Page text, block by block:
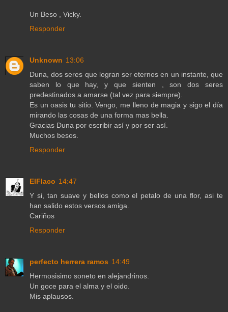
Un Beso , Vicky.
Responder
Unknown 13:06
Duna, dos seres que logran ser eternos en un instante, que
saben lo que hay, y que sienten , son dos seres
predestinados a amarse (tal vez para siempre).
Es un oasis tu sitio. Vengo, me lleno de magia y sigo el día
mirando las cosas de una forma mas bella.
Gracias Duna por escribir así y por ser así.
Muchos besos.
Responder
ElFlaco 14:47
Y si, tan suave y bellos como el petalo de una flor, asi te
han salido estos versos amiga.
Cariños
Responder
perfecto herrera ramos 14:49
Hermosisimo soneto en alejandrinos.
Un goce para el alma y el oido.
Mis aplausos.